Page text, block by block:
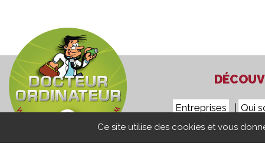
Entreprises Qui
Confidentialité Mentions
Ce site utilise des cookies et vous